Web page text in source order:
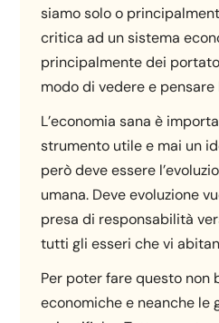
siamo solo o
critica ad un sistema
principalmente dei
modo di vedere e
L’economia sana è
strumento utile e mai un
però deve essere
umana. Deve evoluzione
presa di responsabilità
tutti gli esseri che vi
Per poter fare questo non
economiche e neanche le